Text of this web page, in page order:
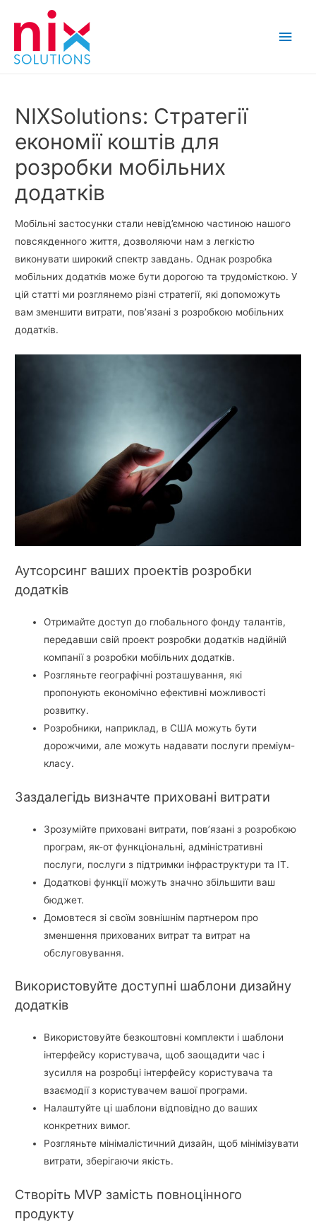
Main
NIXSolutions: Стратегії
економії коштів для
розробки мобільних
додатків
Мобільні застосунки стали невід’ємною частиною нашого
повсякденного життя, дозволяючи нам з легкістю
виконувати широкий спектр завдань. Однак розробка
мобільних додатків може бути дорогою та трудомісткою. У
цій статті ми розглянемо різні стратегії, які допоможуть
вам зменшити витрати, пов’язані з розробкою мобільних
додатків.
Аутсорсинг ваших проектів розробки
додатків
Отримайте доступ до глобального фонду талантів,
передавши свій проект розробки додатків надійній
компанії з розробки мобільних додатків.
Розгляньте географічні розташування, які
пропонують економічно ефективні можливості
розвитку.
Розробники, наприклад, в США можуть бути
дорожчими, але можуть надавати послуги преміум-
класу.
Заздалегідь визначте приховані витрати
Зрозумійте приховані витрати, пов’язані з розробкою
програм, як-от функціональні, адміністративні
послуги, послуги з підтримки інфраструктури та ІТ.
Додаткові функції можуть значно збільшити ваш
бюджет.
Домовтеся зі своїм зовнішнім партнером про
зменшення прихованих витрат та витрат на
обслуговування.
Використовуйте доступні шаблони дизайну
додатків
Використовуйте безкоштовні комплекти і шаблони
інтерфейсу користувача, щоб заощадити час і
зусилля на розробці інтерфейсу користувача та
взаємодії з користувачем вашої програми.
Налаштуйте ці шаблони відповідно до ваших
конкретних вимог.
Розгляньте мінімалістичний дизайн, щоб мінімізувати
витрати, зберігаючи якість.
Створіть MVP замість повноцінного
продукту